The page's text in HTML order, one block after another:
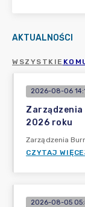
AKTUALNOŚCI
WSZYSTKIE
2026-08-06
Zarządzenia
2026 roku
Zarządzenia
CZYTAJ
2026-08-05